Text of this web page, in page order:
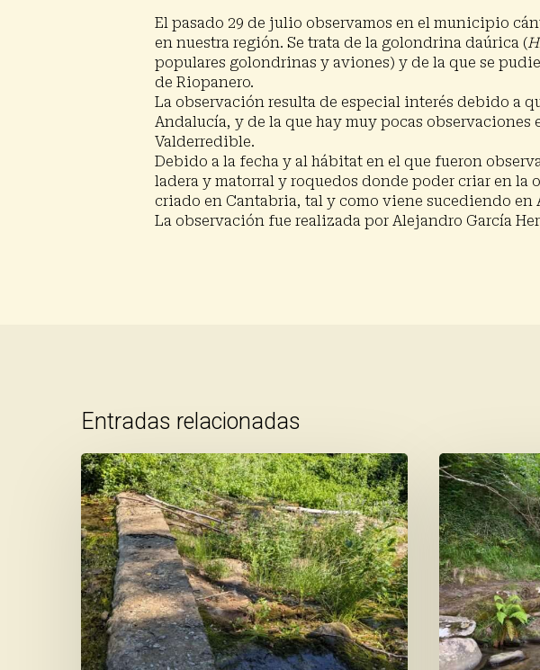
El pasado 29 de julio observamos en el municipio
en nuestra región. Se trata de la golondrina daúrica (
populares golondrinas y aviones) y de la que se
de Riopanero.
La observación resulta de especial interés debido a
Andalucía, y de la que hay muy pocas
Valderredible.
Debido a la fecha y al hábitat en el que fueron
ladera y matorral y roquedos donde poder criar en la
criado en Cantabria, tal y como viene sucediendo en
La observación fue realizada por Alejandro García
Entradas relacionadas
Finalizan
con
éxito
los
trabajos
preparatorios
para
la
permeabilización
del
azud
Finaliza
la
campaña
de
primavera
de
Proyecto
Ríos